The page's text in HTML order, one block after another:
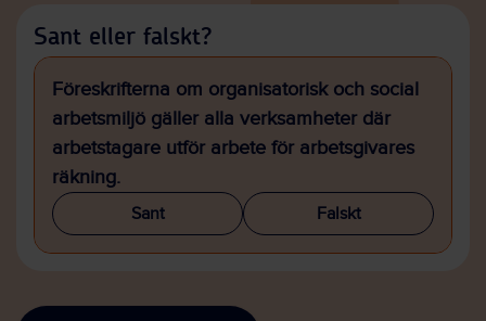
Sant eller falskt?
Föreskrifterna om organisatorisk och social
arbetsmiljö gäller alla verksamheter där
arbetstagare utför arbete för arbetsgivares
räkning.
Sant Falskt